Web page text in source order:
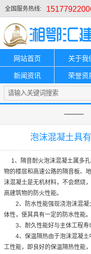
全国服务热线:
网站首页 关于我
新闻资讯 荣誉资
泡沫混凝土具
1、隔音耐火泡沫混凝土属多孔
物的楼层和高速公路的隔音板、
沫混凝土是无机材料，不会燃烧
高建筑物的防火性能。
2、防水性能强现浇泡沫混凝
体性，使其具有一定的防水性能。
3、耐久性能好与主体工程寿
4、保温隔热由于泡沫混凝土
工性能，即良好的保温隔热性能